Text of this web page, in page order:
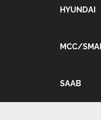
HYUNDAI
MCC/
SAAB